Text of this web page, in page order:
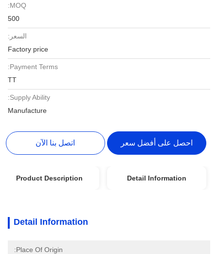
MOQ:
500
السعر:
Factory price
Payment Terms:
TT
Supply Ability:
Manufacture
احصل على أفضل سعر اتصل بنا الآن
Detail Information
Product Description
Detail Information
Place Of Origin: